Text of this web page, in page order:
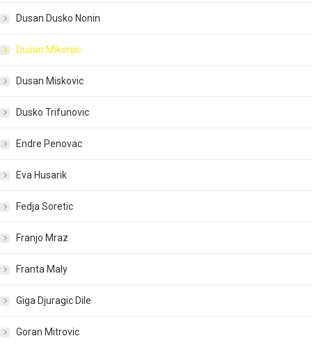
Dusan Dusko Nonin
Dusan Mikonjic
Dusan Miskovic
Dusko Trifunovic
Endre Penovac
Eva Husarik
Fedja Soretic
Franjo Mraz
Franta Maly
Giga Djuragic Dile
Goran Mitrovic